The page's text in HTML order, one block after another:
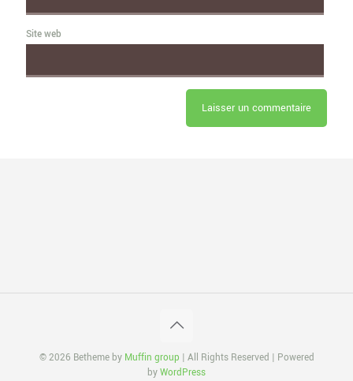
Site web
© 2026 Betheme by Muffin group | All Rights Reserved | Powered
byWordPress